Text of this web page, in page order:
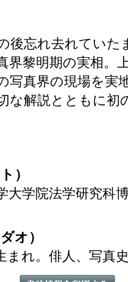
後忘れ去れていた
界黎明期の実相。
写真界の現場を実
な解説とともに初
）
大学院法学研究科
オ）
まれ。俳人、写真